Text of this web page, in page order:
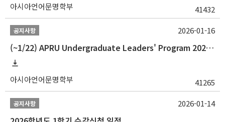
아시아언어문명학부 41432
공지사항
(~1/22) APRU Undergraduate Leaders' Program 2026 프로그램 참가자 모집
아시아언어문명학부 41265
2026-01-16
공지사항 2026-01-14